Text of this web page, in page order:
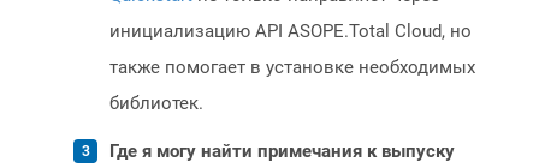
инициализацию API ASOPE.Total Cloud, но
также помогает в установке необходимых
библиотек.
Где я могу найти примечания к выпуску